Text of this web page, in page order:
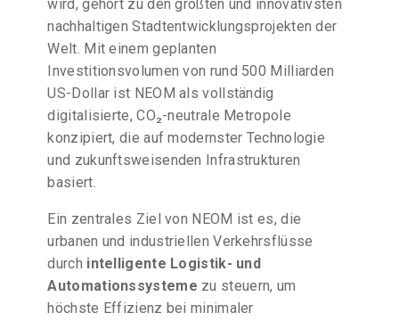
wird, gehört zu den größten und innovativsten
nachhaltigen Stadtentwicklungsprojekten der
Welt. Mit einem geplanten
Investitionsvolumen von rund 500 Milliarden
US-Dollar ist NEOM als vollständig
digitalisierte, CO₂-neutrale Metropole
konzipiert, die auf modernster Technologie
und zukunftsweisenden Infrastrukturen
basiert.
Ein zentrales Ziel von NEOM ist es, die
urbanen und industriellen Verkehrsflüsse
durch intelligente Logistik- und
Automationssysteme zu steuern, um
höchste Effizienz bei minimaler